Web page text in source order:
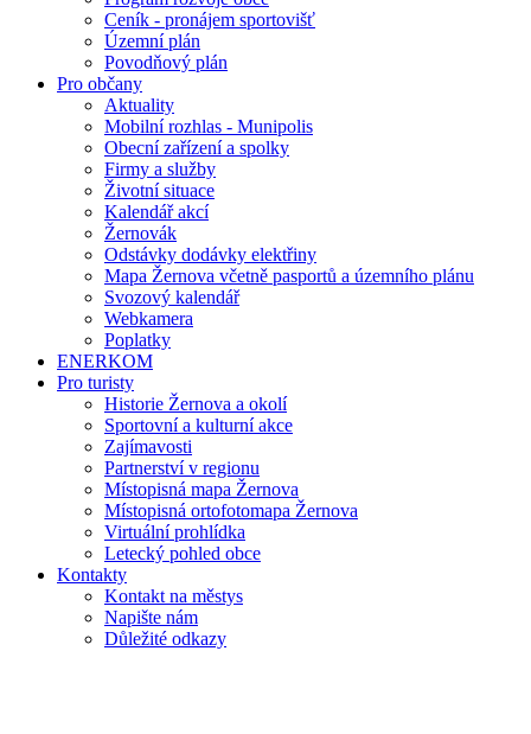
Ceník - pronájem sportovišť
Územní plán
Povodňový plán
Pro občany
Aktuality
Mobilní rozhlas - Munipolis
Obecní zařízení a spolky
Firmy a služby
Životní situace
Kalendář akcí
Žernovák
Odstávky dodávky elektřiny
Mapa Žernova včetně pasportů a územního plánu
Svozový kalendář
Webkamera
Poplatky
ENERKOM
Pro turisty
Historie Žernova a okolí
Sportovní a kulturní akce
Zajímavosti
Partnerství v regionu
Místopisná mapa Žernova
Místopisná ortofotomapa Žernova
Virtuální prohlídka
Letecký pohled obce
Kontakty
Kontakt na městys
Napište nám
Důležité odkazy